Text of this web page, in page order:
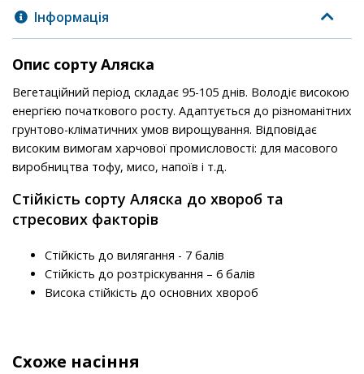
Інформація
Опис сорту Аляска
Вегетаційний період складає 95-105 днів. Володіє високою
енергією початкового росту. Адаптується до різноманітних
грунтово-кліматичних умов вирощування. Відповідає
високим вимогам харчової промисловості: для масового
виробництва тофу, мисо, напоїв і т.д.
Стійкість сорту Аляска до хвороб та
стресових факторів
Стійкість до вилягання - 7 балів
Стійкість до розтріскування – 6 балів
Висока стійкість до основних хвороб
Схоже насіння